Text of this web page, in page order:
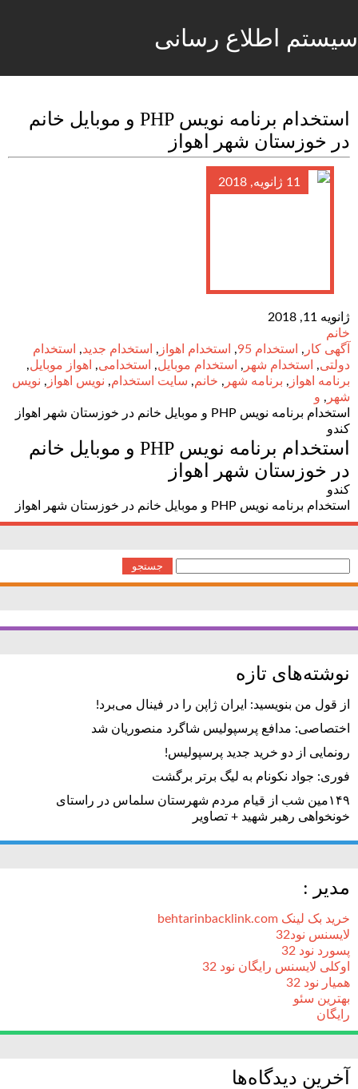
سیستم اطلاع رسانی
استخدام برنامه نویس PHP و موبایل خانم
در خوزستان شهر اهواز
11 ژانویه, 2018
ژانویه 11, 2018
خانم
آگهی کار , استخدام 95 , استخدام اهواز , استخدام جدید,
استخدام
دولتی, استخدام شهر , استخدام موبایل, استخدامی, اهواز موبایل,
برنامه اهواز , برنامه شهر , خانم, سایت استخدام, نویس اهواز , نویس
شهر , و
استخدام برنامه نویس PHP و موبایل خانم در خوزستان شهر اهواز
کندو
استخدام برنامه نویس PHP و موبایل خانم
در خوزستان شهر اهواز
کندو
استخدام برنامه نویس PHP و موبایل خانم در خوزستان شهر اهواز
برای:
نوشته‌های تازه
از قول من بنویسید: ایران ژاپن را در فینال می‌برد!
اختصاصی: مدافع پرسپولیس شاگرد منصوریان شد
رونمایی از دو خرید جدید پرسپولیس!
فوری: جواد نکونام به لیگ برتر برگشت
۱۴۹مین شب از قیام مردم شهرستان سلماس در راستای
خونخواهی رهبر شهید + تصاویر
مدیر :
خرید بک لینک behtarinbacklink.com
لایسنس نود32
پسورد نود 32
اوکلی لایسنس رایگان نود 32
همیار نود 32
بهترین سئو
رایگان
آخرین دیدگاه‌ها